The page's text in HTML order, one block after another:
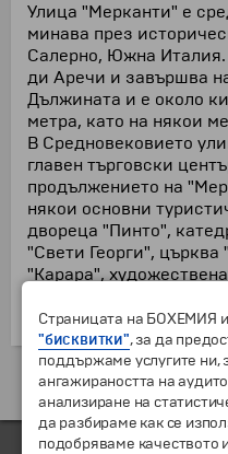
Улица "Мерканти" е
минава през
Салерно, Южна Италия.
ди Аречи и завършва
Дължината и е около
метра, като на някои
В Средновековието
главен търговски
продължението на
някои основни
двореца "Пинто",
"Свети Георги",
"Карара",
години много от
бяха реновирани.
Екскурзии и
Страницата на БОХЕМИЯ
"бисквитки", за да
поддържаме услугите ни,
ангажираността на
анализиране на
да разбираме как се
подобряваме качеството